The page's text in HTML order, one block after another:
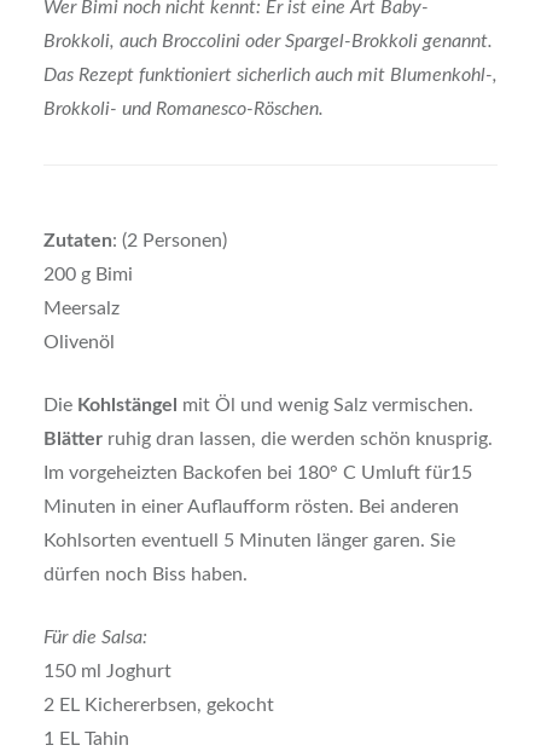
Wer Bimi noch nicht kennt: Er ist eine Art Baby-
Brokkoli, auch Broccolini oder Spargel-Brokkoli genannt.
Das Rezept funktioniert sicherlich auch mit Blumenkohl-,
Brokkoli- und Romanesco-Röschen.
Zutaten: (2 Personen)
200 g Bimi
Meersalz
Olivenöl
Die Kohlstängel
mit Öl und wenig Salz vermischen.
Blätterruhig dran lassen, die werden schön knusprig.
Im vorgeheizten Backofen bei 180° C Umluft für15
Minuten in einer Auflaufform rösten. Bei anderen
Kohlsorten eventuell 5 Minuten länger garen. Sie
dürfen noch Biss haben.
Für die Salsa:
150 ml Joghurt
2 EL Kichererbsen, gekocht
1 EL Tahin